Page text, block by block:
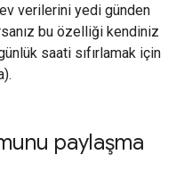
verilerini yedi günden
bu özelliği kendiniz
saati sıfırlamak için
paylaşma